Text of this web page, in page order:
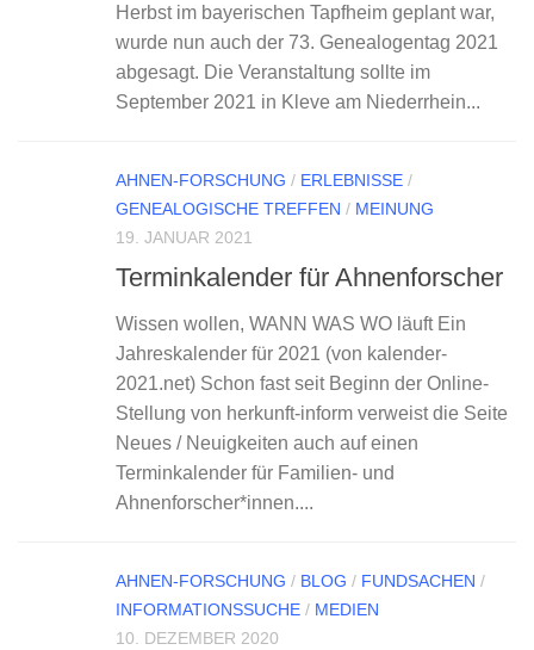
Herbst im bayerischen Tapfheim geplant war,
wurde nun auch der 73. Genealogentag 2021
abgesagt. Die Veranstaltung sollte im
September 2021 in Kleve am Niederrhein...
AHNEN-FORSCHUNG / ERLEBNISSE /
GENEALOGISCHE TREFFEN / MEINUNG
19. JANUAR 2021
Terminkalender für Ahnenforscher
Wissen wollen, WANN WAS WO läuft Ein
Jahreskalender für 2021 (von kalender-
2021.net) Schon fast seit Beginn der Online-
Stellung von herkunft-inform verweist die Seite
Neues / Neuigkeiten auch auf einen
Terminkalender für Familien- und
Ahnenforscher*innen....
AHNEN-FORSCHUNG / BLOG / FUNDSACHEN /
INFORMATIONSSUCHE / MEDIEN
10. DEZEMBER 2020